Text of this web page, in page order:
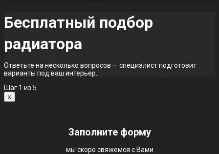
Бесплатный подбор
радиатора
Ответьте на несколько вопросов — специалист подготовит
варианты под ваш интерьер.
Шаг 1 из 5
x
Заполните форму
мы скоро свяжемся с Вами